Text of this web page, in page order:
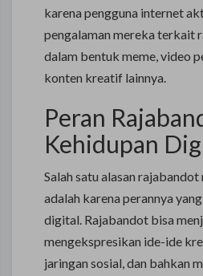
karena pengguna internet
pengalaman mereka terkait
dalam bentuk meme, video
konten kreatif lainnya.
Peran
Kehidupan
Salah satu alasan
adalah karena perannya
digital. Rajabandot bisa
mengekspresikan ide-ide
jaringan sosial, dan bahkan